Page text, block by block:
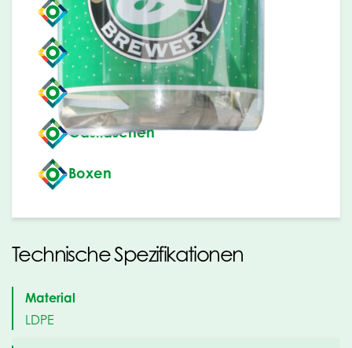
Eimer
Kanister
Fässer
Gasflaschen
Boxen
Technische Spezifikationen
Material
LDPE